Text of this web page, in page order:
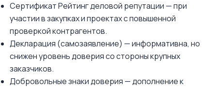
Сертификат Рейтинг деловой репутации — при
участии в закупках и проектах с повышенной
проверкой контрагентов.
Декларация (самозаявление) — информативна, но
снижен уровень доверия со стороны крупных
заказчиков.
Добровольные знаки доверия — дополнение к